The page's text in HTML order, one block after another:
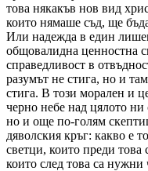
това някакъв нов вид
които нямаше съд, ще
Или надежда в един
общовалидна ценностна
справедливост в
разумът не стига, но и
стига. В този морален и
черно небе над цялото
но и още по-голям
дяволския кръг: какво е
светци, които преди това
които след това са нужни